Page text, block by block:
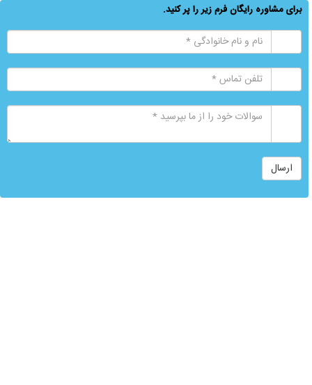
برای مشاوره رایگان فرم زیر را پر کنید.
ارسال